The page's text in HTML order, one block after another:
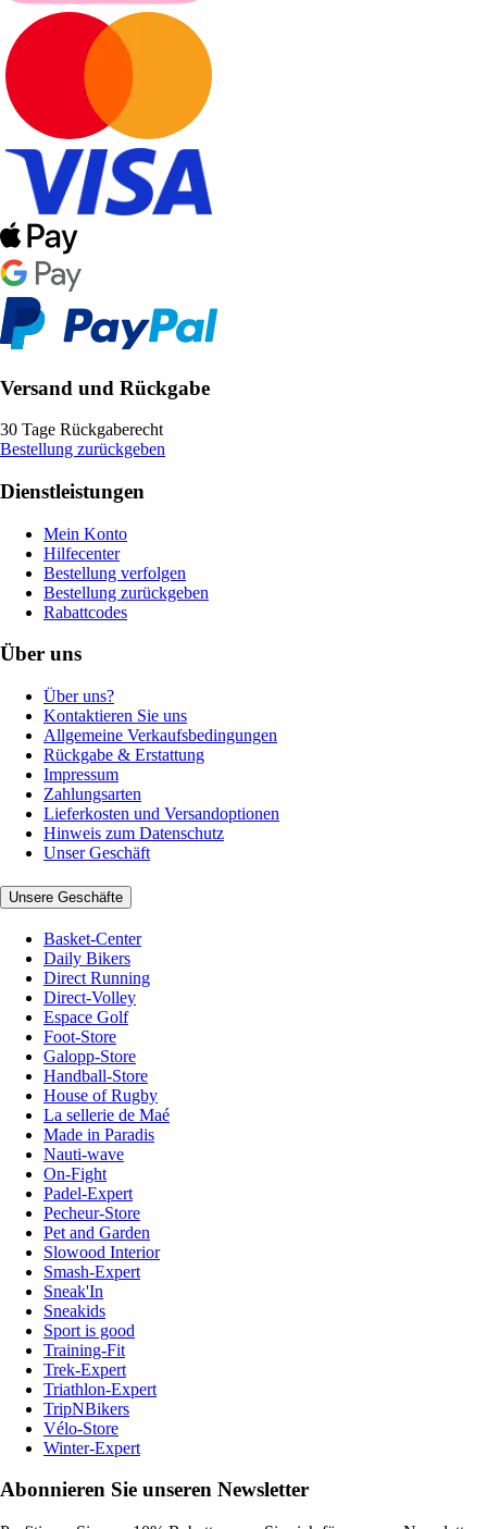
Versand und Rückgabe
30 Tage Rückgaberecht
Bestellung zurückgeben
Dienstleistungen
Mein Konto
Hilfecenter
Bestellung verfolgen
Bestellung zurückgeben
Rabattcodes
Über uns
Über uns?
Kontaktieren Sie uns
Allgemeine Verkaufsbedingungen
Rückgabe & Erstattung
Impressum
Zahlungsarten
Lieferkosten und Versandoptionen
Hinweis zum Datenschutz
Unser Geschäft
Unsere Geschäfte
Basket-Center
Daily Bikers
Direct Running
Direct-Volley
Espace Golf
Foot-Store
Galopp-Store
Handball-Store
House of Rugby
La sellerie de Maé
Made in Paradis
Nauti-wave
On-Fight
Padel-Expert
Pecheur-Store
Pet and Garden
Slowood Interior
Smash-Expert
Sneak'In
Sneakids
Sport is good
Training-Fit
Trek-Expert
Triathlon-Expert
TripNBikers
Vélo-Store
Winter-Expert
Abonnieren Sie unseren Newsletter